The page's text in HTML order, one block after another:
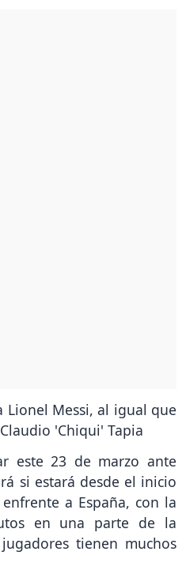
Lionel Messi, al igual que
'Chiqui' Tapia
este 23 de marzo ante
si estará desde el inicio
a España, con la
en una parte de la
tienen muchos